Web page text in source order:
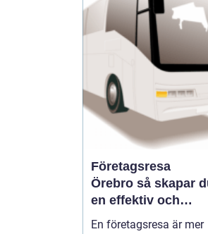
historia och moderna
kreativitet, blir smycken
ofta en...
Företagsresa
Örebro så skapar du
en effektiv och
minnesvärd resa
En företagsresa är mer